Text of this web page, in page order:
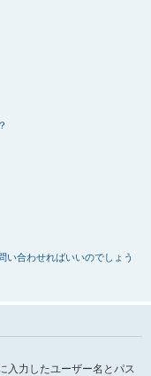
い合わせればいいのでしょう
入力したユーザー名とパス